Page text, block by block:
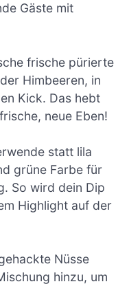
Gäste mit
frische pürierte
Himbeeren, in
Kick. Das hebt
neue Eben!
statt lila
grüne Farbe für
So wird dein Dip
Highlight auf der
Nüsse
hinzu, um